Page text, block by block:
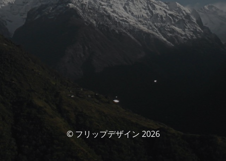
© フリップデザイン 2026